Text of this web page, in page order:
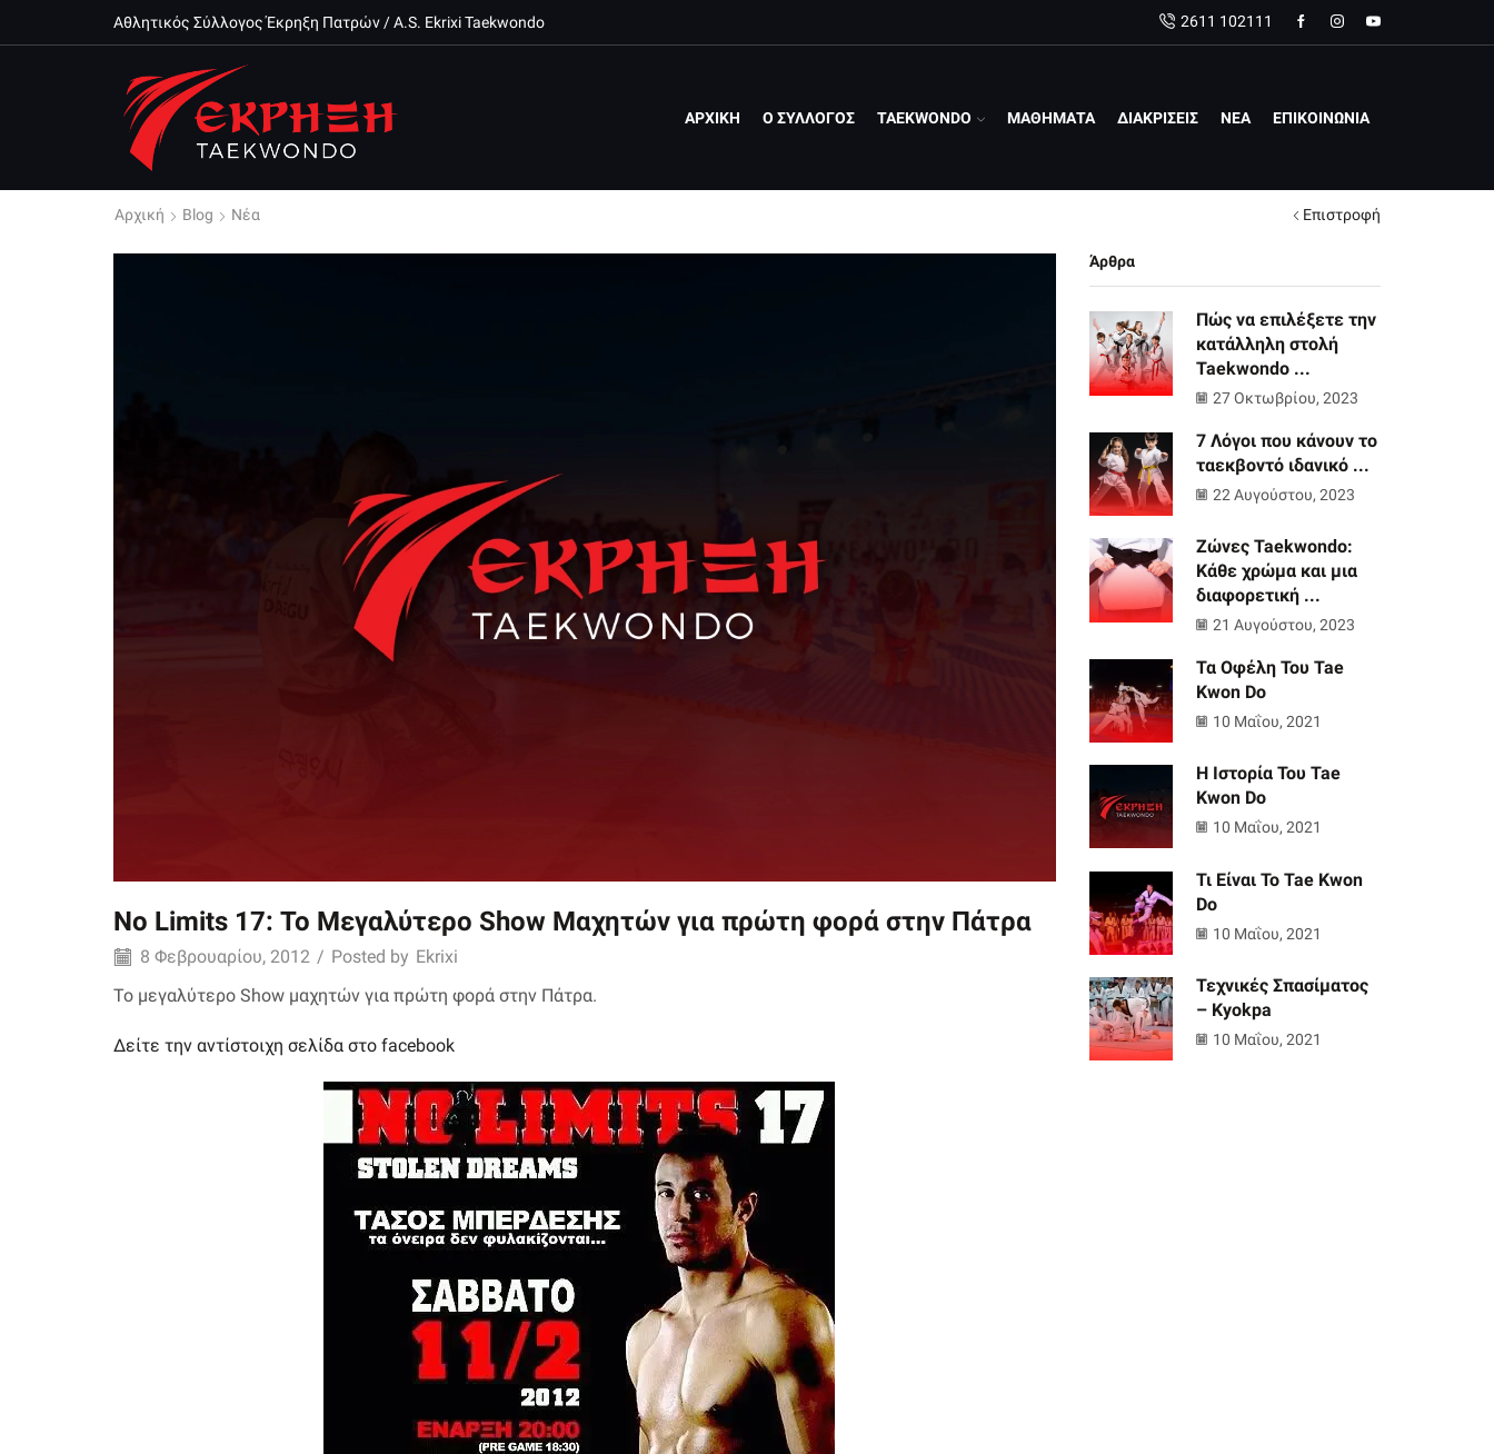
Αθλητικός Σύλλογος Έκρηξη Πατρών / A.S. Ekrixi Taekwondo 2611 102111
ΑΡΧΙΚΗ Ο ΣΥΛΛΟΓΟΣ TAEKWONDO ΜΑΘΗΜΑΤΑ ΔΙΑΚΡΙΣΕΙΣ ΝΕΑ ΕΠΙΚΟΙΝΩΝΙΑ
Επιστροφή
Αρχική Blog Νέα
No Limits 17: Το Μεγαλύτερο Show Μαχητών για πρώτη φορά στην Πάτρα
8 Φεβρουαρίου, 2012 / Posted by Ekrixi
Το μεγαλύτερο Show μαχητών για πρώτη φορά στην Πάτρα.
Δείτε την αντίστοιχη σελίδα στο facebook
Άρθρα
Πώς να επιλέξετε την
κατάλληλη στολή
Taekwondo ...
27 Οκτωβρίου, 2023
7 Λόγοι που κάνουν το
ταεκβοντό ιδανικό ...
22 Αυγούστου, 2023
Ζώνες Taekwondo:
Κάθε χρώμα και μια
διαφορετική ...
21 Αυγούστου, 2023
Τα Οφέλη Του Tae
Kwon Do
10 Μαΐου, 2021
Η Ιστορία Του Tae
Kwon Do
10 Μαΐου, 2021
Τι Είναι Το Tae Kwon
Do
10 Μαΐου, 2021
Τεχνικές Σπασίματος
– Kyokpa
10 Μαΐου, 2021